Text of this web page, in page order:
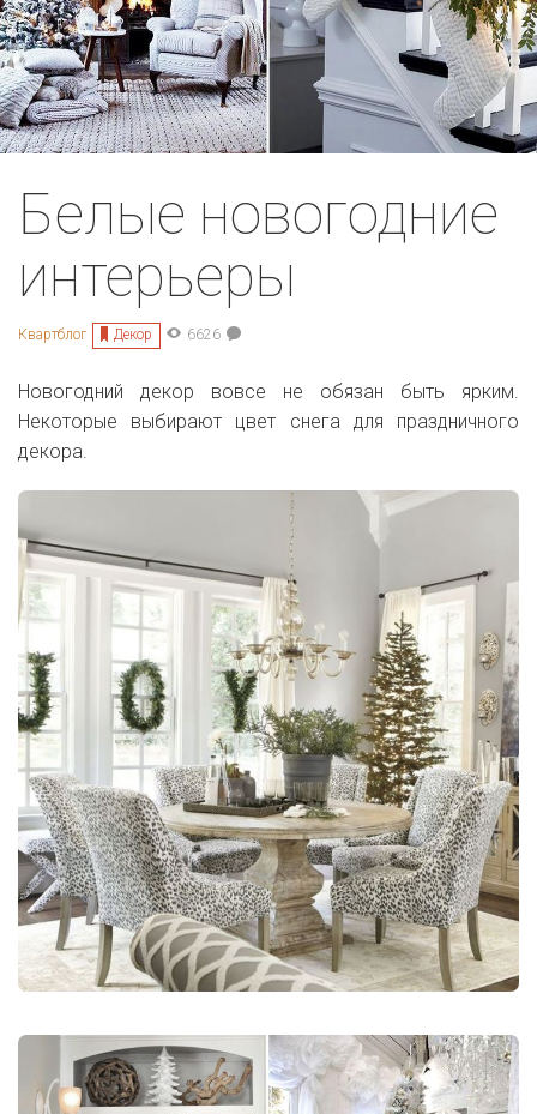
Белые новогодние
интерьеры
Квартблог Декор 6626
Новогодний декор вовсе не обязан быть ярким.
Некоторые выбирают цвет снега для праздничного
декора.